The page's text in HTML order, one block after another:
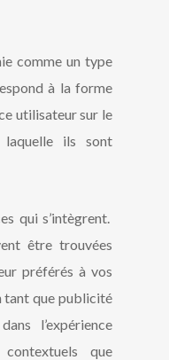
comme un type
à la forme
utilisateur sur le
laquelle ils sont
qui s’intègrent.
être trouvées
préférés à vos
tant que publicité
l’expérience
que